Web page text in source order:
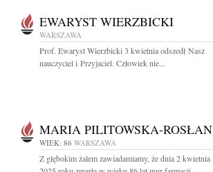
EWARYST WIERZBICKI
WARSZAWA
Prof. Ewaryst Wierzbicki 3 kwietnia odszedł Nasz
nauczyciel i Przyjaciel. Człowiek nie...
MARIA PILITOWSKA-ROSŁAN
WIEK: 86 WARSZAWA
Z głębokim żalem zawiadamiamy, że dnia 2 kwietnia